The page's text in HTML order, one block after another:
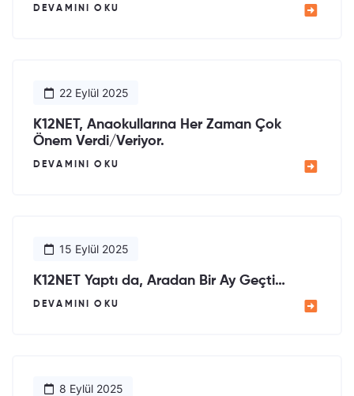
DEVAMINI OKU
22 Eylül 2025
K12NET, Anaokullarına Her Zaman Çok
Önem Verdi/Veriyor.
DEVAMINI OKU
15 Eylül 2025
K12NET Yaptı da, Aradan Bir Ay Geçti…
DEVAMINI OKU
8 Eylül 2025